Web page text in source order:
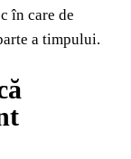
în care de
a timpului.